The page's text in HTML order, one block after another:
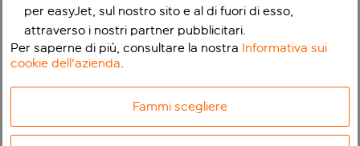
per easyJet, sul nostro sito e al di fuori di esso,
attraverso i nostri partner pubblicitari.
Per saperne di più, consultare la nostra Informativa sui
cookie dell'azienda.
Fammi scegliere